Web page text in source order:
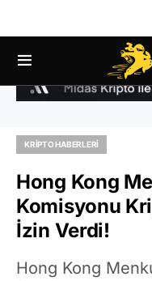
KRIPTO HABERLERI
Hong Kong
Komisyonu
İzin Verdi!
Hong Kong